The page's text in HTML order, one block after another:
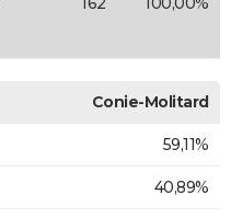
Conie-Molitard
59,11%
40,89%